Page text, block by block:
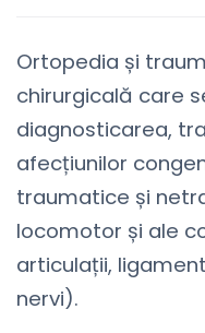
Ortopedia și
chirurgicală care
diagnosticarea,
afecțiunilor
traumatice și
locomotor și ale
articulații,
nervi).